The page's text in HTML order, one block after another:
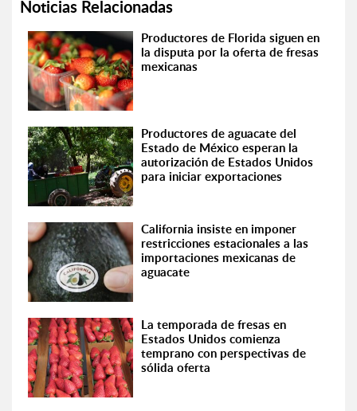
Noticias Relacionadas
Productores de Florida siguen en
la disputa por la oferta de fresas
mexicanas
Productores de aguacate del
Estado de México esperan la
autorización de Estados Unidos
para iniciar exportaciones
California insiste en imponer
restricciones estacionales a las
importaciones mexicanas de
aguacate
La temporada de fresas en
Estados Unidos comienza
temprano con perspectivas de
sólida oferta